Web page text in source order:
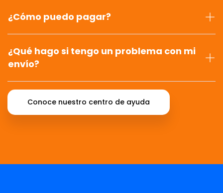
¿Cómo puedo pagar?
¿Qué hago si tengo un problema con mi
envío?
Conoce nuestro centro de ayuda